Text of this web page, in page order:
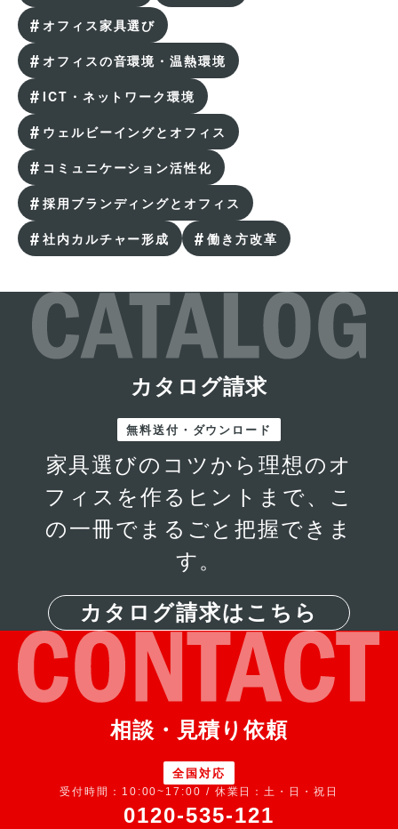
期限を過ぎると取り返しがつかない！オフィス移転
時に外せない書類や申請
オフィス移転のプロジェクトマネジメントとは？PM
ベンチャー企業に最適なオフィスとは？選び方とレ
イアウトのポイント
オフィス家具選び
オフィスの音環境・温熱環境
ICT・ネットワーク環境
ウェルビーイングとオフィス
コミュニケーション活性化
採用ブランディングとオフィス
社内カルチャー形成
働き方改革
カタログ請求
無料送付・ダウンロード
家具選びのコツから理想のオ
フィスを作るヒントまで、こ
の一冊でまるごと把握できま
す。
カタログ請求はこちら
相談・見積り依頼
全国対応
受付時間：10:00~17:00 / 休業日：土・日・祝日
0120-535-121